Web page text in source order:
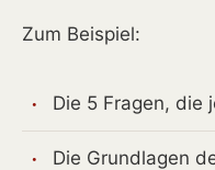
Zum Beispiel:
Die 5 Fragen, die
Die Grundlagen